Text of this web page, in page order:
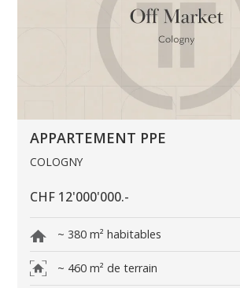
APPARTEMENT PPE
COLOGNY
CHF 12'000'000.-
~ 380 m² habitables
~ 460 m² de terrain